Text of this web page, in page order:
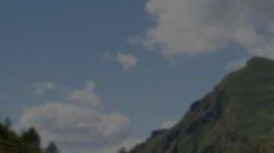
Cavolo romanesco al